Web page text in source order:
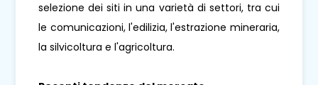
selezione dei siti in una varietà di settori, tra cui
le comunicazioni, l'edilizia, l'estrazione mineraria,
la silvicoltura e l'agricoltura.